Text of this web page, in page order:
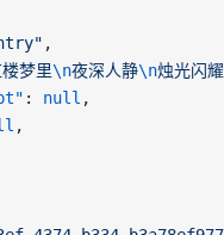
,
梦里\n夜深人静\n烛光闪耀
: null ,
,